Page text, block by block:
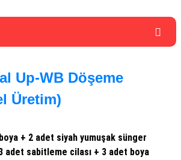
Up-WB Döşeme
Üretim)
+ 2 adet siyah yumuşak sünger
adet sabitleme cilası + 3 adet boya